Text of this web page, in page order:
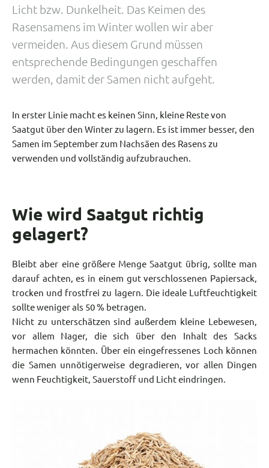
Licht bzw. Dunkelheit. Das Keimen des
Rasensamens im Winter wollen wir aber
vermeiden. Aus diesem Grund müssen
entsprechende Bedingungen geschaffen
werden, damit der Samen nicht aufgeht.
In erster Linie macht es keinen Sinn, kleine Reste von
Saatgut über den Winter zu lagern. Es ist immer besser, den
Samen im September zum Nachsäen des Rasens zu
verwenden und vollständig aufzubrauchen.
Wie wird Saatgut richtig
gelagert?
Bleibt aber eine größere Menge Saatgut übrig, sollte man
darauf achten, es in einem gut verschlossenen Papiersack,
trocken und frostfrei zu lagern. Die ideale Luftfeuchtigkeit
sollte weniger als 50 % betragen.
Nicht zu unterschätzen sind außerdem kleine Lebewesen,
vor allem Nager, die sich über den Inhalt des Sacks
hermachen könnten. Über ein eingefressenes Loch können
die Samen unnötigerweise degradieren, vor allen Dingen
wenn Feuchtigkeit, Sauerstoff und Licht eindringen.